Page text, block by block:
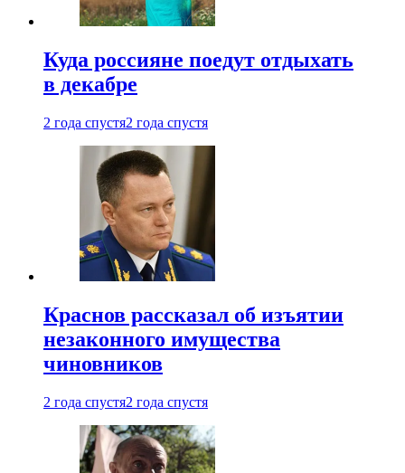
Куда россияне поедут отдыхать
в декабре
2 года спустя2 года спустя
Краснов рассказал об изъятии
незаконного имущества
чиновников
2 года спустя2 года спустя